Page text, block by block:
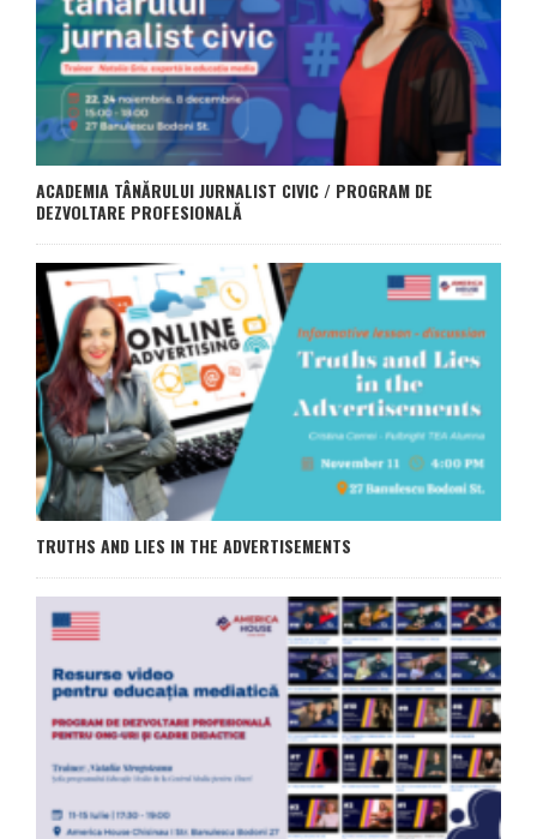
ACADEMIA TÂNĂRULUI JURNALIST CIVIC / PROGRAM DE
DEZVOLTARE PROFESIONALĂ
TRUTHS AND LIES IN THE ADVERTISEMENTS